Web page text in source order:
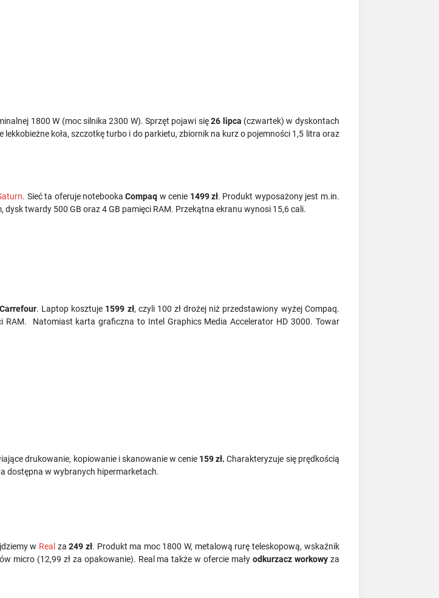
1800 W (moc silnika 2300 W). Sprzęt pojawi się26 lipca (czwartek) w dyskontach
koła, szczotkę turbo i do parkietu, zbiornik na kurz o pojemności 1,5 litra oraz
. Sieć ta oferuje notebookaCompaq w cenie 1499 zł. Produkt wyposażony jest m.in.
twardy 500 GB oraz 4 GB pamięci RAM. Przekątna ekranu wynosi 15,6 cali.
Carrefour. Laptop kosztuje 1599 zł, czyli 100 zł drożej niż przedstawiony wyżej Compaq.
Natomiast karta graficzna to Intel Graphics Media Accelerator HD 3000. Towar
drukowanie, kopiowanie i skanowanie w cenie 159 zł. Charakteryzuje się prędkością
dostępna w wybranych hipermarketach.
w Real za 249 zł. Produkt ma moc 1800 W, metalową rurę teleskopową, wskaźnik
micro (12,99 zł za opakowanie). Real ma także w ofercie mały odkurzacz workowy za